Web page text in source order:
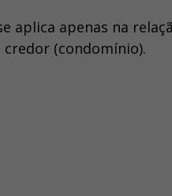
aplica apenas na
(condomínio).